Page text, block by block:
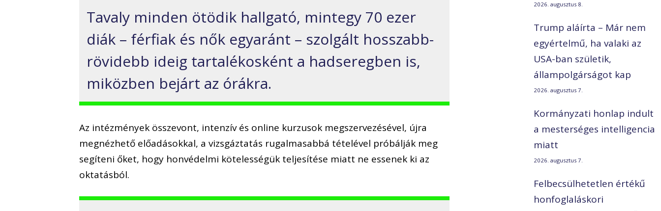
Tavaly minden ötödik hallgató, mintegy 70 ezer
diák – férfiak és nők egyaránt – szolgált hosszabb-
rövidebb ideig tartalékosként a hadseregben is,
miközben bejárt az órákra.
Az intézmények összevont, intenzív és online kurzusok megszervezésével, újra
megnézhető előadásokkal, a vizsgáztatás rugalmasabbá tételével próbálják meg
segíteni őket, hogy honvédelmi kötelességük teljesítése miatt ne essenek ki az
oktatásból.
2026. augusztus 8.
Trump aláírta – Már nem
egyértelmű, ha valaki az
USA-ban születik,
állampolgárságot kap
2026. augusztus 7.
Kormányzati honlap indult
a mesterséges intelligencia
miatt
2026. augusztus 7.
Felbecsülhetetlen értékű
honfoglaláskori